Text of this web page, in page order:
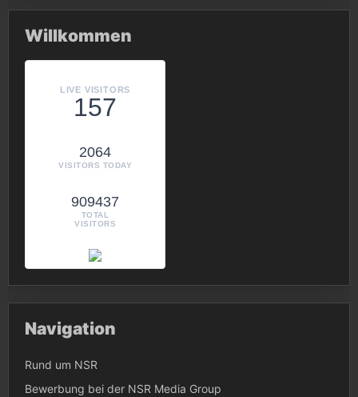
Willkommen
LIVE VISITORS
157
2064
VISITORS TODAY
909437
TOTAL
VISITORS
Navigation
Rund um NSR
Bewerbung bei der NSR Media Group